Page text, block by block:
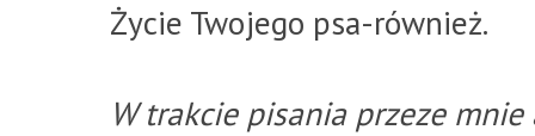
Życie Twojego psa-również.
W trakcie pisania przeze